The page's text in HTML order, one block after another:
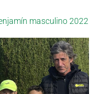
masculino 2022